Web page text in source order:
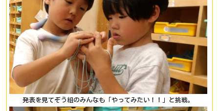
発表を見てぞう組のみんなも「やってみたい！！」と挑戦。